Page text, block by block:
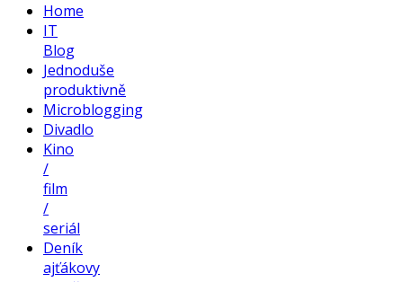
Home
IT
Blog
Jednoduše
produktivně
Microblogging
Divadlo
Kino
/
film
/
seriál
Deník
ajťákovy